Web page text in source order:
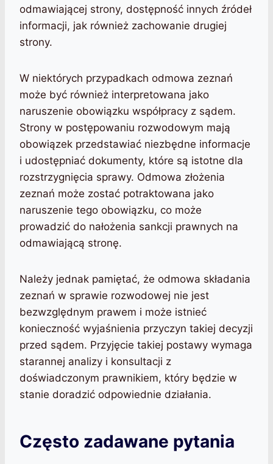
odmawiającej strony, dostępność innych źródeł
informacji, jak również zachowanie drugiej
strony.
W niektórych przypadkach odmowa zeznań
może być również interpretowana jako
naruszenie obowiązku współpracy z sądem.
Strony w postępowaniu rozwodowym mają
obowiązek przedstawiać niezbędne informacje
i udostępniać dokumenty, które są istotne dla
rozstrzygnięcia sprawy. Odmowa złożenia
zeznań może zostać potraktowana jako
naruszenie tego obowiązku, co może
prowadzić do nałożenia sankcji prawnych na
odmawiającą stronę.
Należy jednak pamiętać, że odmowa składania
zeznań w sprawie rozwodowej nie jest
bezwzględnym prawem i może istnieć
konieczność wyjaśnienia przyczyn takiej decyzji
przed sądem. Przyjęcie takiej postawy wymaga
starannej analizy i konsultacji z
doświadczonym prawnikiem, który będzie w
stanie doradzić odpowiednie działania.
Często zadawane pytania